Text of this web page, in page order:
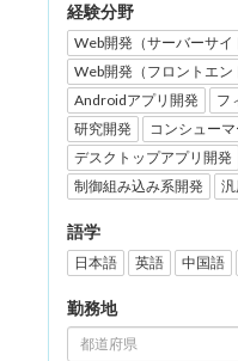
経験分野
Web開発（サーバーサイ
Web開発（フロントエン
Androidアプリ開発
フ
研究開発
コンシュー
デスクトップアプリ開発
制御組み込み系開発
語学
日本語 英語 中国語
勤務地
都道府県